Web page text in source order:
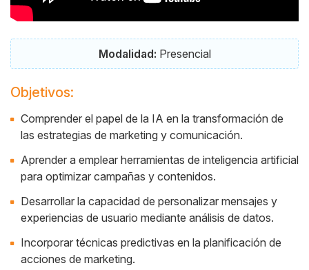
Modalidad: Presencial
Objetivos:
Comprender el papel de la IA en la transformación de
las estrategias de marketing y comunicación.
Aprender a emplear herramientas de inteligencia artificial
para optimizar campañas y contenidos.
Desarrollar la capacidad de personalizar mensajes y
experiencias de usuario mediante análisis de datos.
Incorporar técnicas predictivas en la planificación de
acciones de marketing.